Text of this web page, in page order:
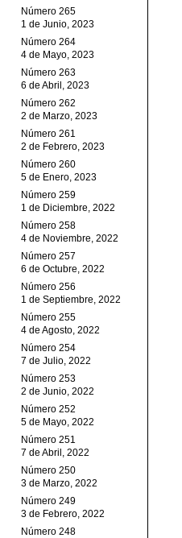
Número 265
1 de Junio, 2023
Número 264
4 de Mayo, 2023
Número 263
6 de Abril, 2023
Número 262
2 de Marzo, 2023
Número 261
2 de Febrero, 2023
Número 260
5 de Enero, 2023
Número 259
1 de Diciembre, 2022
Número 258
4 de Noviembre, 2022
Número 257
6 de Octubre, 2022
Número 256
1 de Septiembre, 2022
Número 255
4 de Agosto, 2022
Número 254
7 de Julio, 2022
Número 253
2 de Junio, 2022
Número 252
5 de Mayo, 2022
Número 251
7 de Abril, 2022
Número 250
3 de Marzo, 2022
Número 249
3 de Febrero, 2022
Número 248